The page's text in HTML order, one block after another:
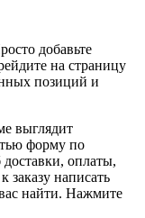
добавьте
на страницу
позиций и
выглядит
форму по
доставки, оплаты,
заказу написать
найти. Нажмите